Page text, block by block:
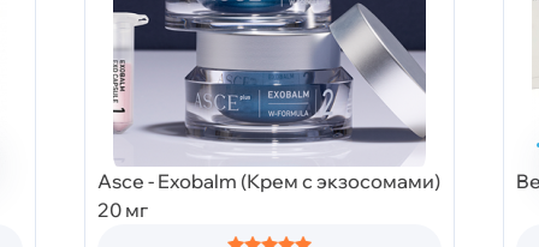
Asce - Exobalm (Крем с экзосомами)
20 мг